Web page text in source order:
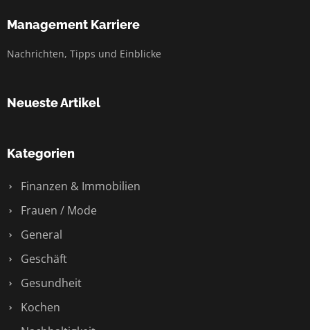
Management Karriere
Nachrichten, Tipps und Einblicke
Neueste Artikel
Kategorien
Finanzen & Immobilien
Frauen / Mode
General
Geschäft
Gesundheit
Kochen